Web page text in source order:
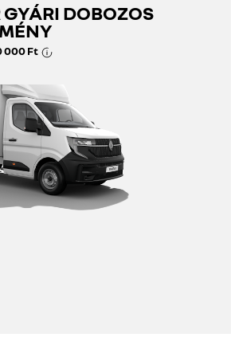
fedezze fel
konfigurátor
DOBOZOS
000 Ft